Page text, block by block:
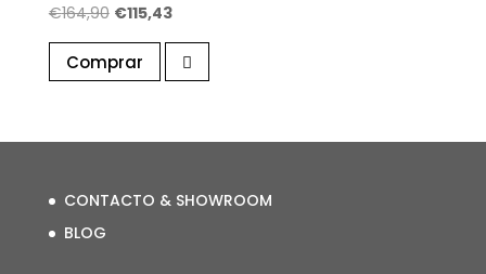
€164,90 El
precio
original
era:
€115,43El
precio
actual
es:
Comprar
CONTACTO & SHOWROOM
BLOG